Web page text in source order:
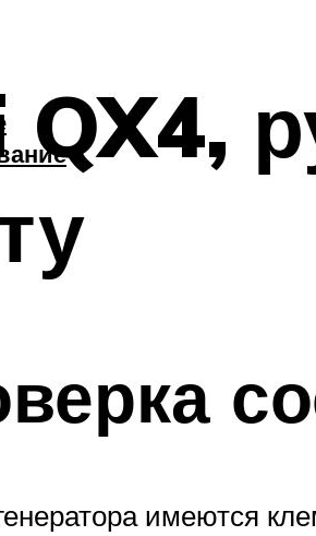
имеются